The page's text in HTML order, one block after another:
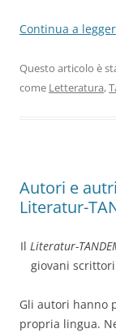
Continua a
Questo articolo è
come Letteratura,
Autori e
Literatur-
Il Literatur-
giovani
Gli autori hanno
propria lingua.